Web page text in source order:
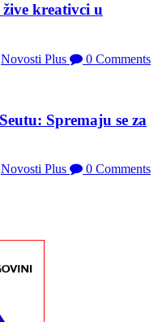
kreativci u
Novosti Plus
0 Comments
Spremaju se za
Novosti Plus
0 Comments